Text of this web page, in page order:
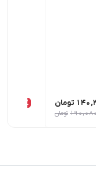
تومان
تومان
12٪